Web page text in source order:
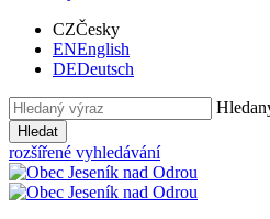
CZČesky
ENEnglish
DEDeutsch
Hledat
rozšířené vyhledávání